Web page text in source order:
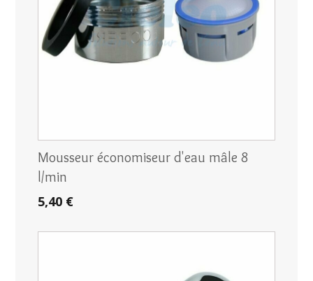
Mousseur économiseur d'eau mâle 8
l/min
5,40 €